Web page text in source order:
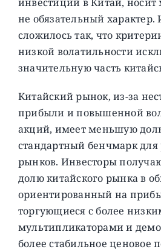
не обязательный характер.
сложилось так, что
низкой волатильности
значительную часть
Китайский рынок, из-за
прибыли и повышенной
акций, имеет меньшую
стандартный бенчмарк
рынков. Инвесторы
долю китайского рынка в
ориентированный на
торгующиеся с более
мультипликаторами и
более стабильное ценовое